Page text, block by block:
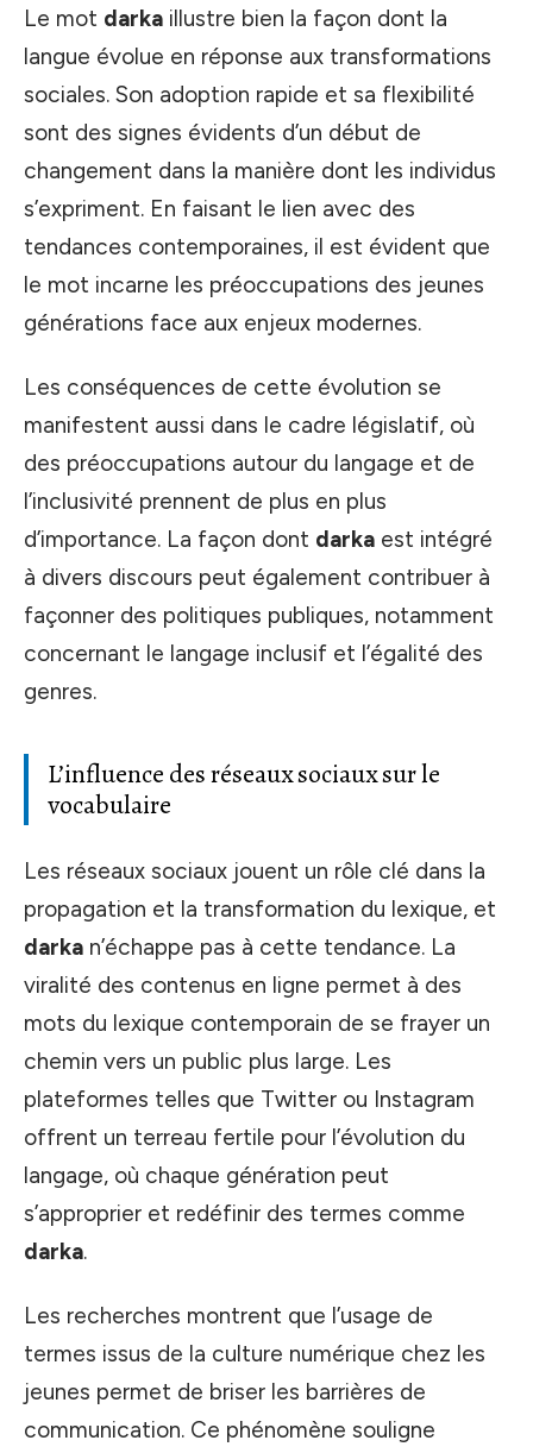
Le mot darka illustre bien la façon dont la
langue évolue en réponse aux transformations
sociales. Son adoption rapide et sa flexibilité
sont des signes évidents d’un début de
changement dans la manière dont les individus
s’expriment. En faisant le lien avec des
tendances contemporaines, il est évident que
le mot incarne les préoccupations des jeunes
générations face aux enjeux modernes.
Les conséquences de cette évolution se
manifestent aussi dans le cadre législatif, où
des préoccupations autour du langage et de
l’inclusivité prennent de plus en plus
d’importance. La façon dont darka est intégré
à divers discours peut également contribuer à
façonner des politiques publiques, notamment
concernant le langage inclusif et l’égalité des
genres.
L’influence des réseaux sociaux sur le
vocabulaire
Les réseaux sociaux jouent un rôle clé dans la
propagation et la transformation du lexique, et
darka n’échappe pas à cette tendance. La
viralité des contenus en ligne permet à des
mots du lexique contemporain de se frayer un
chemin vers un public plus large. Les
plateformes telles que Twitter ou Instagram
offrent un terreau fertile pour l’évolution du
langage, où chaque génération peut
s’approprier et redéfinir des termes comme
darka.
Les recherches montrent que l’usage de
termes issus de la culture numérique chez les
jeunes permet de briser les barrières de
communication. Ce phénomène souligne